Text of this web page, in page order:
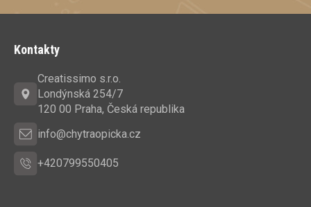
Kontakty
Creatissimo s.r.o.
Londýnská 254/7
120 00 Praha, Česká republika
info@chytraopicka.cz
+420799550405